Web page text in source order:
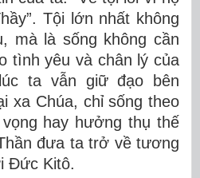
Tội lớn nhất không
mà là sống không cần
tình yêu và chân lý của
ta vẫn giữ đạo bên
xa Chúa, chỉ sống theo
hay hưởng thụ thế
đưa ta trở về tương
Đức Kitô.